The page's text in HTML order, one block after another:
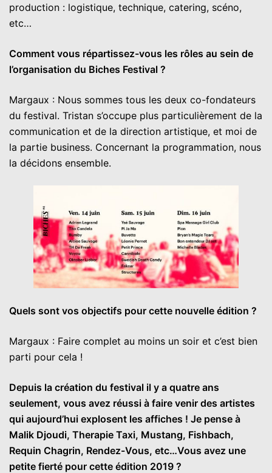
production : logistique, technique, catering, scéno,
etc…
Comment vous répartissez-vous les rôles au sein de
l’organisation du Biches Festival ?
Margaux : Nous sommes tous les deux co-fondateurs
du festival. Tristan s’occupe plus particulièrement de la
communication et de la direction artistique, et moi de
la partie business. Concernant la programmation, nous
la décidons ensemble.
Quels sont vos objectifs pour cette nouvelle édition ?
Margaux : Faire complet au moins un soir et c’est bien
parti pour cela !
Depuis la création du festival il y a quatre ans
seulement, vous avez réussi à faire venir des artistes
qui aujourd’hui explosent les affiches ! Je pense à
Malik Djoudi, Therapie Taxi, Mustang, Fishbach,
Requin Chagrin, Rendez-Vous, etc…Vous avez une
petite fierté pour cette édition 2019 ?